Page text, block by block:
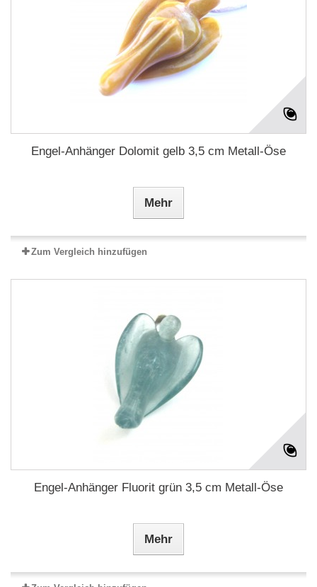
Engel-Anhänger Dolomit gelb 3,5 cm Metall-Öse
Mehr
Zum Vergleich hinzufügen
Engel-Anhänger Fluorit grün 3,5 cm Metall-Öse
Mehr